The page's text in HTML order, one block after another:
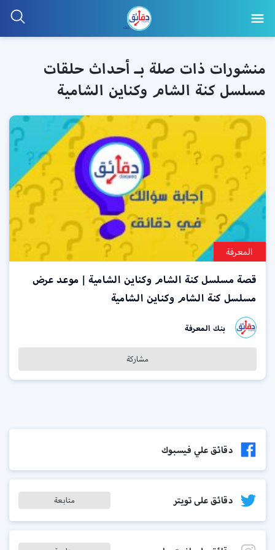
منشورات ذات صلة بـ أحداث حلقات
مسلسل كنة الشام وكناين الشامية
المعرفة
قصة مسلسل كنة الشام وكناين الشامية | موعد عرض
مسلسل كنة الشام وكناين الشامية
بنك المعرفة
مشاركة
دقائق علي فيسبوك
دقائق على تويتر متابعة